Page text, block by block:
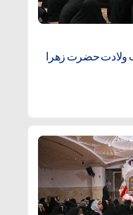
ولادت حضرت زهرا